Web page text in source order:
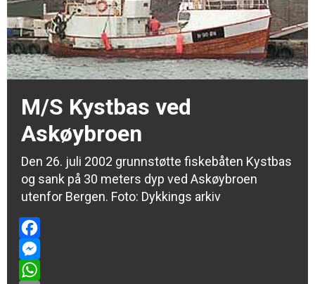
M/S Kystbas ved
Askøybroen
Den 26. juli 2002 grunnstøtte fiskebåten Kystbas
og sank på 30 meters dyp ved Askøybroen
utenfor Bergen. Foto: Dykkings arkiv
Facebook
Messenger